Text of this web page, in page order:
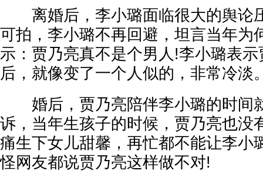
离婚后，李小璐面临很大的舆论
可拍，李小璐不再回避，坦言当年为
示：贾乃亮真不是个男人!李小璐表
后，就像变了一个人似的，非常冷淡
婚后，贾乃亮陪伴李小璐的时间
诉，当年生孩子的时候，贾乃亮也没
痛生下女儿甜馨，再忙都不能让李小
怪网友都说贾乃亮这样做不对!